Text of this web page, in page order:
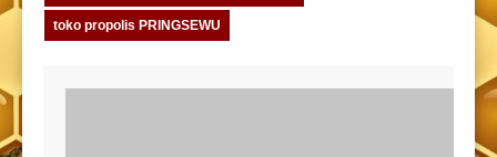
toko propolis PRINGSEWU